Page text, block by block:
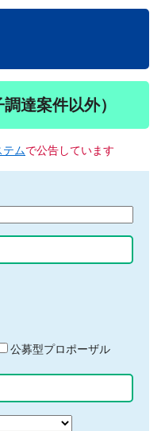
達案件以外）
テムで公告しています
公募型プロポーザル